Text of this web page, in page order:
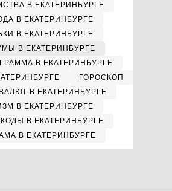
В ЕКАТЕРИНБУРГЕ
В ЕКАТЕРИНБУРГЕ
В ЕКАТЕРИНБУРГЕ
В ЕКАТЕРИНБУРГЕ
В ЕКАТЕРИНБУРГЕ
ГОРОСКОП
В ЕКАТЕРИНБУРГЕ
В ЕКАТЕРИНБУРГЕ
В ЕКАТЕРИНБУРГЕ
В ЕКАТЕРИНБУРГЕ